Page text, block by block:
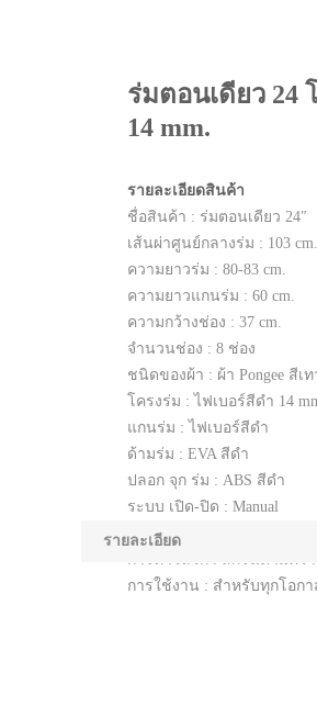
ร่มตอนเดียว 24
14 mm.
รายละเอียดสินค้า
ชื่อสินค้า : ร่มตอนเดียว 24″
เส้นผ่าศูนย์กลางร่ม : 103 cm.
ความยาวร่ม : 80-83 cm.
ความยาวแกนร่ม : 60 cm.
ความกว้างช่อง : 37 cm.
จำนวนช่อง : 8 ช่อง
ชนิดของผ้า : ผ้า Pongee สีเ
โครงร่ม : ไฟเบอร์สีดำ 14
แกนร่ม : ไฟเบอร์สีดำ
ด้ามร่ม : EVA สีดำ
ปลอก จุก ร่ม : ABS สีดำ
ระบบ เปิด-ปิด : Manual
แพคเกจ : ซองพลาสติก
การทำโลโก้ : สกรีนตามคว
การใช้งาน : สำหรับทุกโอกา
รายละเอียด